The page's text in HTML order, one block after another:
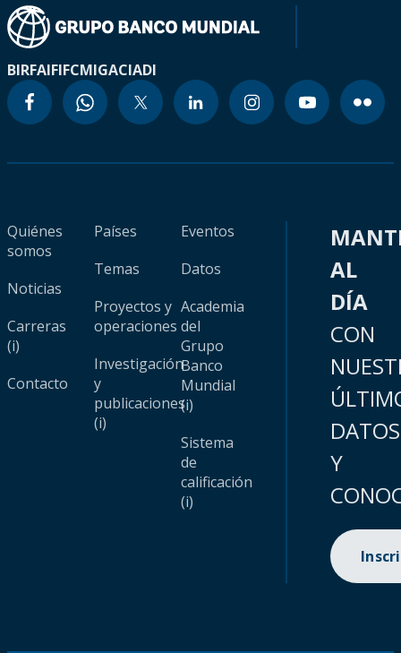
BIRFAIFIFCMIGACIADI
Quiénes
somos
Noticias
Carreras
(i)
Contacto
Países
Temas
Proyectos y
operaciones
Investigación
y
publicaciones
(i)
Eventos
Datos
Academia
del
Grupo
Banco
Mundial
(i)
Sistema
de
calificación
(i)
AL
DÍA
CON
DATOS
Y